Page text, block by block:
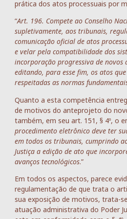
prática dos atos processuais por
“Art. 196. Compete ao Conselho
supletivamente, aos tribunais,
comunicação oficial de atos
e velar pela compatibilidade dos
incorporação progressiva de novos
editando, para esse fim, os atos
respeitadas as normas
Quanto a esta competência
de motivos do anteprojeto do
também, em seu art. 151, § 4º, o
procedimento eletrônico deve ter
em todos os tribunais, cumprindo
Justiça a edição de ato que
avanços tecnológicos.”
Em todos os aspectos, parece
regulamentação de que trata o
sua exposição de motivos, trata-
atuação administrativa do Poder